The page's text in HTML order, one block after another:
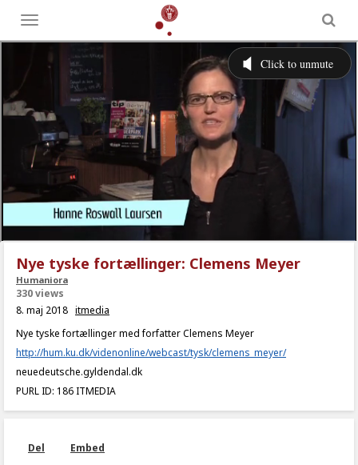
Toggle
menu
Nye tyske fortællinger: Clemens Meyer
Humaniora
330 views
8. maj 2018 itmedia
Nye tyske fortællinger med forfatter Clemens Meyer
http://hum.ku.dk/videnonline/webcast/tysk/clemens_meyer/
neuedeutsche.gyldendal.dk
PURL ID: 186 ITMEDIA
Del Embed